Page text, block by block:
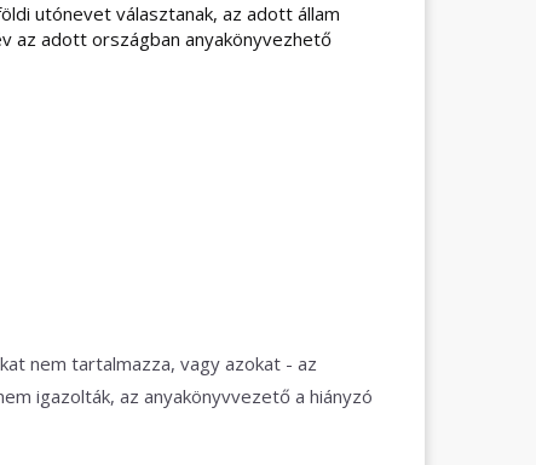
utónevet választanak, az adott állam
az adott országban anyakönyvezhető
nem tartalmazza, vagy azokat - az
igazolták, az anyakönyvvezető a hiányzó